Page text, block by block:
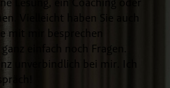
Vielleicht haben Sie auch
mit mir besprechen
einfach noch Fragen.
unverbindlich bei mir. Ich